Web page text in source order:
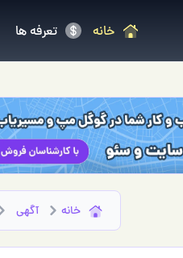
خانه تعرفه ها
خانه آگهی